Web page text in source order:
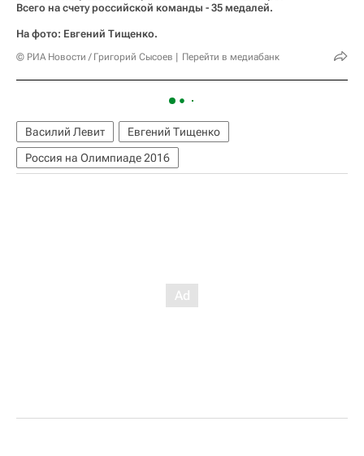
Всего на счету российской команды - 35 медалей.
На фото: Евгений Тищенко.
© РИА Новости / Григорий Сысоев Перейти в медиабанк
Василий Левит
Евгений Тищенко
Россия на Олимпиаде 2016